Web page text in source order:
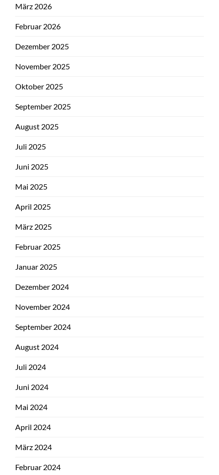
März 2026
Februar 2026
Dezember 2025
November 2025
Oktober 2025
September 2025
August 2025
Juli 2025
Juni 2025
Mai 2025
April 2025
März 2025
Februar 2025
Januar 2025
Dezember 2024
November 2024
September 2024
August 2024
Juli 2024
Juni 2024
Mai 2024
April 2024
März 2024
Februar 2024